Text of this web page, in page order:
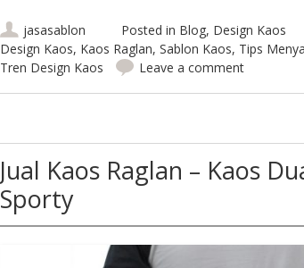
jasasablon Posted in Blog, Design Kaos
Design Kaos, Kaos Raglan, Sablon Kaos, Tips
Tren Design Kaos
Leave a comment
Jual Kaos Raglan – Kaos
Sporty